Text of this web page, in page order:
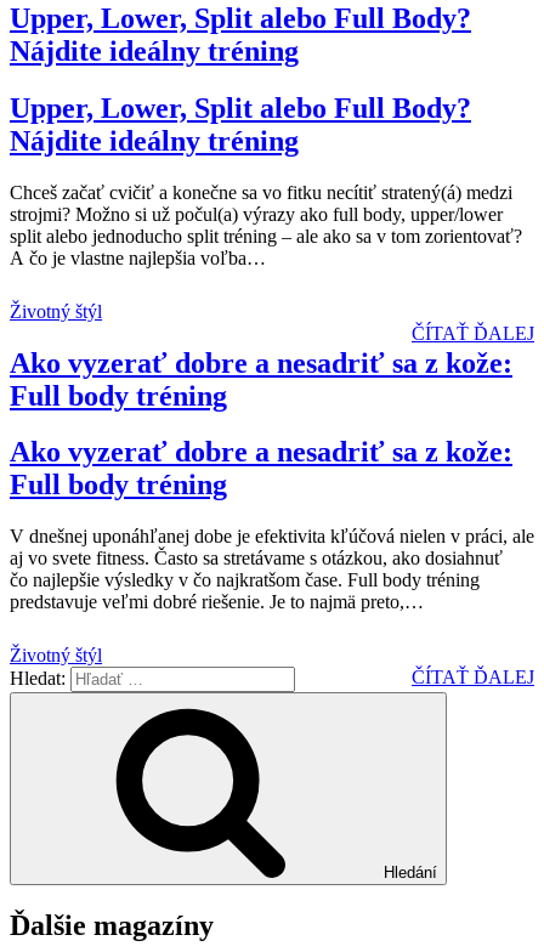
Upper, Lower, Split alebo Full Body?
Nájdite ideálny tréning
Upper, Lower, Split alebo Full Body?
Nájdite ideálny tréning
Chceš začať cvičiť a konečne sa vo fitku necítiť stratený(á) medzi
strojmi? Možno si už počul(a) výrazy ako full body, upper/lower
split alebo jednoducho split tréning – ale ako sa v tom zorientovať?
A čo je vlastne najlepšia voľba…
Životný štýl
ČÍTAŤ ĎALEJ
Ako vyzerať dobre a nesadriť sa z kože:
Full body tréning
Ako vyzerať dobre a nesadriť sa z kože:
Full body tréning
V dnešnej uponáhľanej dobe je efektivita kľúčová nielen v práci, ale
aj vo svete fitness. Často sa stretávame s otázkou, ako dosiahnuť
čo najlepšie výsledky v čo najkratšom čase. Full body tréning
predstavuje veľmi dobré riešenie. Je to najmä preto,…
Životný štýl
ČÍTAŤ ĎALEJ
Hledat:
Hledání
Ďalšie magazíny